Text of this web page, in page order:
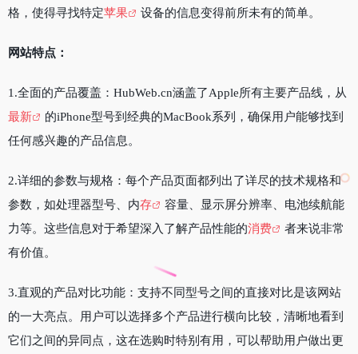
格，使得寻找特定苹果 设备的信息变得前所未有的简单。
网站特点：
1.全面的产品覆盖：HubWeb.cn涵盖了Apple所有主要产品线，从
最新
的iPhone型号到经典的MacBook系列，确保用户能够找到
任何感兴趣的产品信息。
2.详细的参数与规格：每个产品页面都列出了详尽的技术规格和
参数，如处理器型号、内存
容量、显示屏分辨率、电池续航能
力等。这些信息对于希望深入了解产品性能的消费
者来说非常
有价值。
3.直观的产品对比功能：支持不同型号之间的直接对比是该网站
的一大亮点。用户可以选择多个产品进行横向比较，清晰地看到
它们之间的异同点，这在选购时特别有用，可以帮助用户做出更